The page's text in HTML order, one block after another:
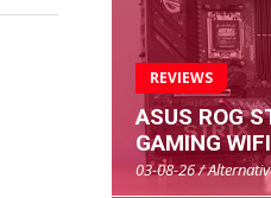
REVIEWS
ASUS ROG
GAMING
03-08-26 /